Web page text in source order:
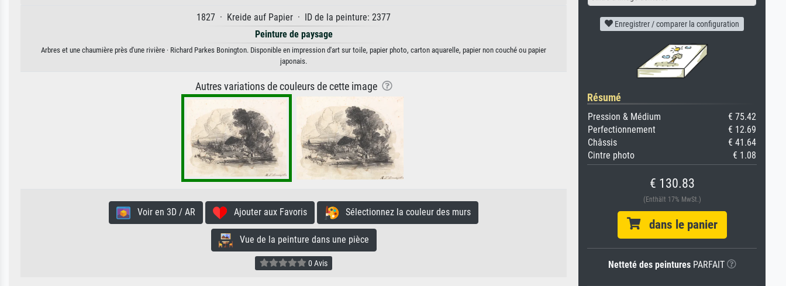
1827 · Kreide auf Papier · ID de la peinture: 2377
Peinture de paysage
Arbres et une chaumière près d'une rivière · Richard Parkes Bonington. Disponible en impression d'art sur toile, papier photo, carton aquarelle, papier non couché ou papier
japonais.
Autres variations de couleurs de cette image
Voir en 3D / AR Ajouter aux Favoris Sélectionnez la couleur des murs
Vue de la peinture dans une pièce
0 Avis
Enregistrer / comparer la configuration
Résumé
Pression & Médium
€ 75.42
Perfectionnement
€ 12.69
Châssis
€ 41.64
Cintre photo
€ 1.08
€ 130.83
(Enthält 17% MwSt.)
dans le panier
Netteté des peinturesPARFAIT